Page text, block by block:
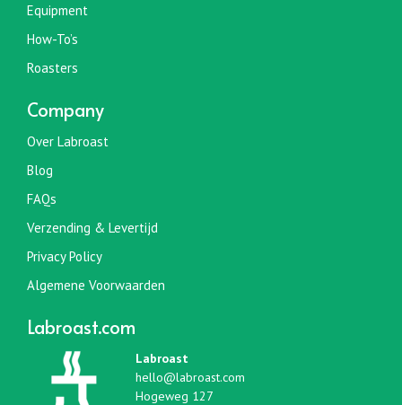
Equipment
How-To’s
Roasters
Company
Over Labroast
Blog
FAQs
Verzending & Levertijd
Privacy Policy
Algemene Voorwaarden
Labroast.com
Labroast
hello@labroast.com
Hogeweg 127